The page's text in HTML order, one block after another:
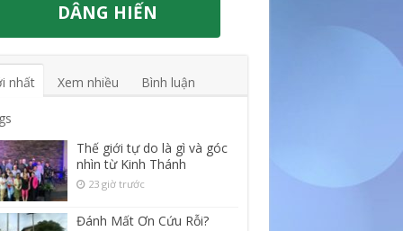
DÂNG HIẾN
nhất Xem nhiều Bình luận
Thế giới tự do là gì và góc
nhìn từ Kinh Thánh
23 giờ trước
Đánh Mất Ơn Cứu Rỗi?